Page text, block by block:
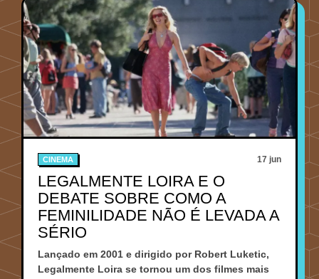
CINEMA 17 jun
LEGALMENTE LOIRA E O
DEBATE SOBRE COMO A
FEMINILIDADE NÃO É LEVADA A
SÉRIO
Lançado em 2001 e dirigido por Robert Luketic,
Legalmente Loira se tornou um dos filmes mais